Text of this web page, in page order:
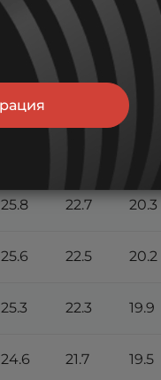
25.8 22.7 20.3
25.6 22.5 20.2
25.3 22.3 19.9
24.6 21.7 19.5